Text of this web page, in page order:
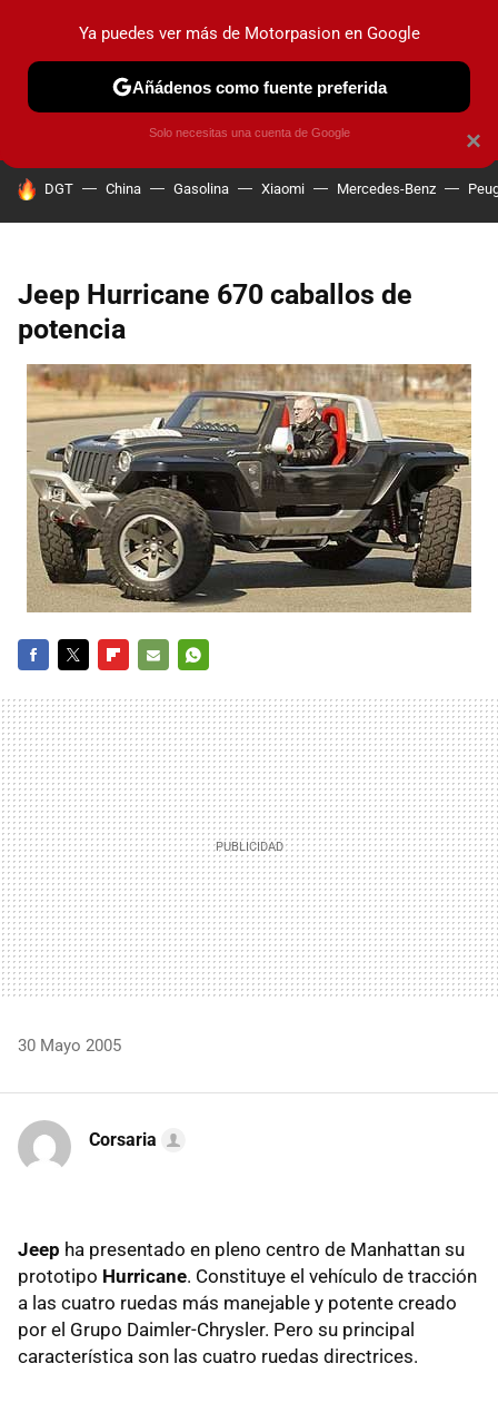
PRUEBAS COCHES ELÉCTRICOS OBSERVATORIO
HOY SE HABLA DE
DGT China Gasolina Xiaomi Mercedes-Benz
Jeep Hurricane 670 caballos de
potencia
MAIL
30 Mayo 2005
Corsaria
Jeep ha presentado en pleno centro de Manhattan su
prototipo Hurricane. Constituye el vehículo de tracción
a las cuatro ruedas más manejable y potente creado
por el Grupo Daimler-Chrysler. Pero su principal
característica son las cuatro ruedas directrices.
×
Ya puedes ver más de Motorpasion en Google
Añádenos como fuente preferida
Solo necesitas una cuenta de Google